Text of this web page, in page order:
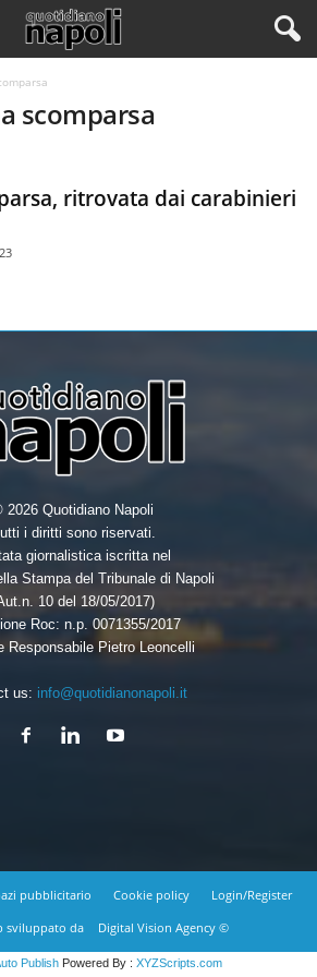
scomparsa
ritrovata dai carabinieri
2026 Quotidiano Napoli
i diritti sono riservati.
giornalistica iscritta nel
Stampa del Tribunale di Napoli
10 del 18/05/2017)
Roc: n.p. 0071355/2017
Responsabile Pietro Leoncelli
us: info@quotidianonapoli.it
pubblicitario Cookie policy
Login/Register
sviluppato da
Digital Vision Agency ©
PublishPowered By : XYZScripts.com